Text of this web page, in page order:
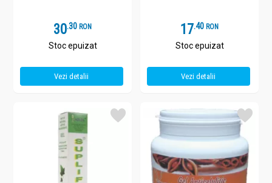
30.3 RON
Stoc epuizat
Vezi detalii
17.4 RON
Stoc epuizat
Vezi detalii